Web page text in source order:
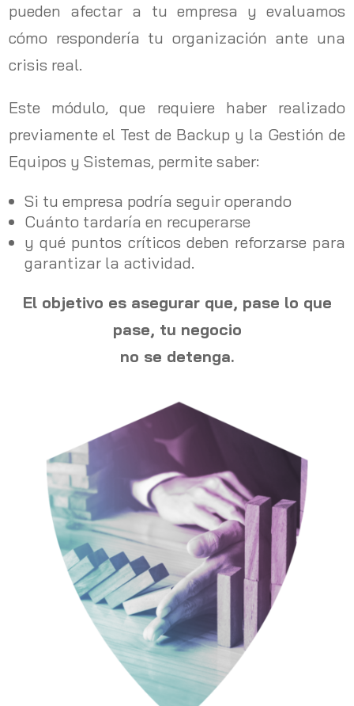
pueden afectar a tu empresa y evaluamos
cómo respondería tu organización ante una
crisis real.
Este módulo, que requiere haber realizado
previamente el Test de Backup y la Gestión de
Equipos y Sistemas, permite saber:
Si tu empresa podría seguir operando
Cuánto tardaría en recuperarse
y qué puntos críticos deben reforzarse para
garantizar la actividad.
El objetivo es asegurar que, pase lo que
pase, tu negocio
no se detenga.